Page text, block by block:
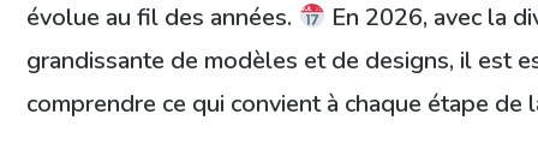
évolue au fil des années.
En 2026, avec la
grandissante de modèles et de designs, il est
comprendre ce qui convient à chaque étape de